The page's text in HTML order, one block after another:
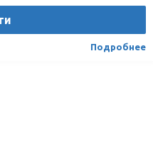
1.75
Искуственная кожа
Легковой
Подробнее